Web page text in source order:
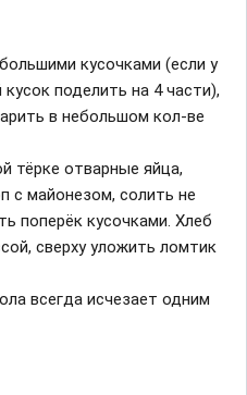
кусочками (если у
поделить на 4 части),
в небольшом кол-ве
тёрке отварные яйца,
с майонезом, солить не
поперёк кусочками. Хлеб
сверху уложить ломтик
всегда исчезает одним